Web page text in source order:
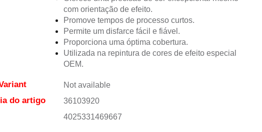
com orientação de efeito.
Promove tempos de processo curtos.
Permite um disfarce fácil e fiável.
Proporciona uma óptima cobertura.
Utilizada na repintura de cores de efeito especial
OEM.
Not available
do artigo 36103920
4025331469667